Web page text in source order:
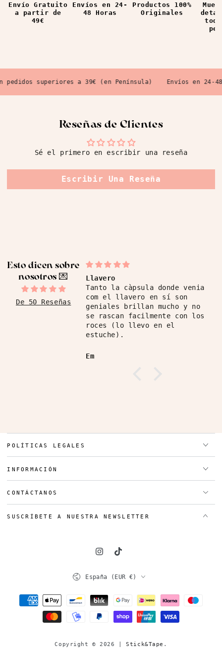
Envío Gratuito
a partir de
49€
Envíos en 24-
48 Horas
Productos 100%
Originales
pedidos superiores a 39€ (en Península) Envíos en 24-48
Reseñas de Clientes
Sé el primero en escribir una reseña
Escribir Una Reseña
Esto dicen sobre
nosotros ​💌
De 50 Reseñas
Llavero
Tanto la càpsula donde venia
com el llavero en sí son
geniales brillan mucho y no
se rascan facilmente con los
roces (lo llevo en el
estuche).
Em
POLÍTICAS LEGALES
INFORMACIÓN
CONTÁCTANOS
SUSCRÍBETE A NUESTRA NEWSLETTER
Instagram
TikTok
Copyright © 2026 |Stick&Tape .
España (EUR €)
Métodos